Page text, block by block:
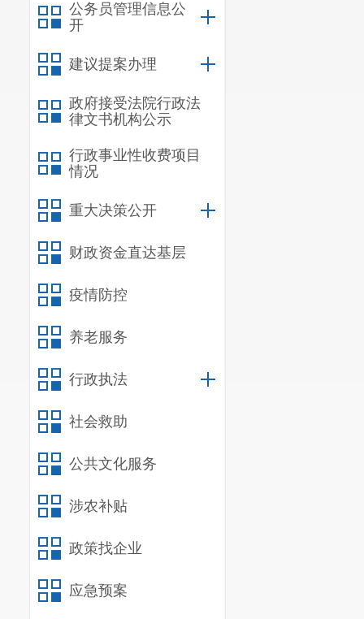
公务员管理信息公
开
建议提案办理
政府接受法院行政法
律文书机构公示
行政事业性收费项目
情况
重大决策公开
财政资金直达基层
疫情防控
养老服务
行政执法
社会救助
公共文化服务
涉农补贴
政策找企业
应急预案